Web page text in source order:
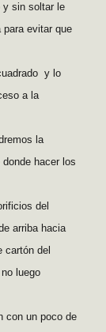
y sin soltar le
evitar que
y lo
a la
la
hacer los
del
arriba hacia
cartón del
luego
con un poco de